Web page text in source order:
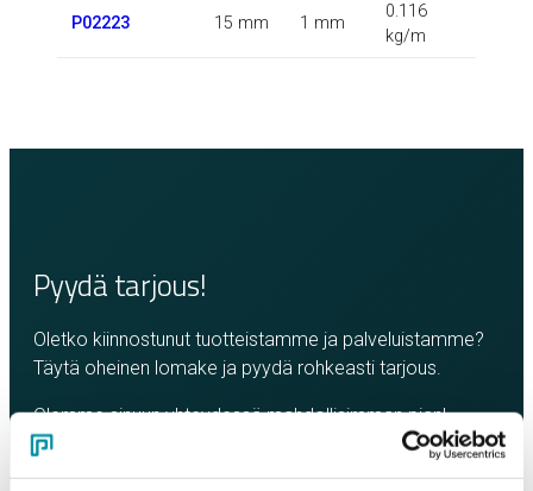
P02223 15 mm 1 mm
0.116
kg/m
Pyydä tarjous!
Oletko kiinnostunut tuotteistamme ja palveluistamme?
Täytä oheinen lomake ja pyydä rohkeasti tarjous.
Olemme sinuun yhteydessä mahdollisimman pian!
Yritys